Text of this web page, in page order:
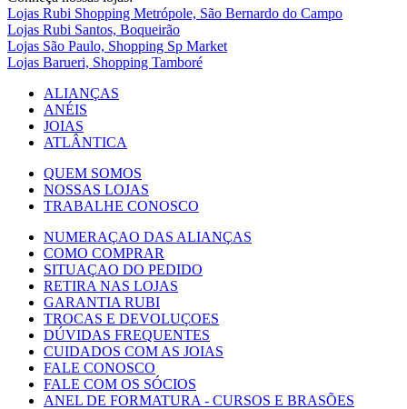
Lojas Rubi Shopping Metrópole, São Bernardo do Campo
Lojas Rubi Santos, Boqueirão
Lojas São Paulo, Shopping Sp Market
Lojas Barueri, Shopping Tamboré
ALIANÇAS
ANÉIS
JOIAS
ATLÂNTICA
QUEM SOMOS
NOSSAS LOJAS
TRABALHE CONOSCO
NUMERAÇAO DAS ALIANÇAS
COMO COMPRAR
SITUAÇAO DO PEDIDO
RETIRA NAS LOJAS
GARANTIA RUBI
TROCAS E DEVOLUÇOES
DÚVIDAS FREQUENTES
CUIDADOS COM AS JOIAS
FALE CONOSCO
FALE COM OS SÓCIOS
ANEL DE FORMATURA - CURSOS E BRASÕES